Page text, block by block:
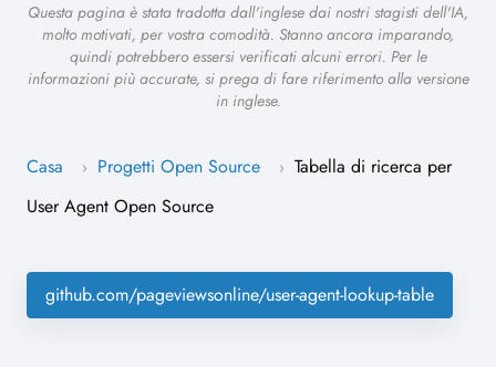
Questa pagina è stata tradotta dall'inglese dai nostri stagisti dell'IA,
molto motivati, per vostra comodità. Stanno ancora imparando,
quindi potrebbero essersi verificati alcuni errori. Per le
informazioni più accurate, si prega di fare riferimento alla versione
in inglese.
Casa › Progetti Open Source › Tabella di ricerca per
User Agent Open Source
github.com/pageviewsonline/user-agent-lookup-table